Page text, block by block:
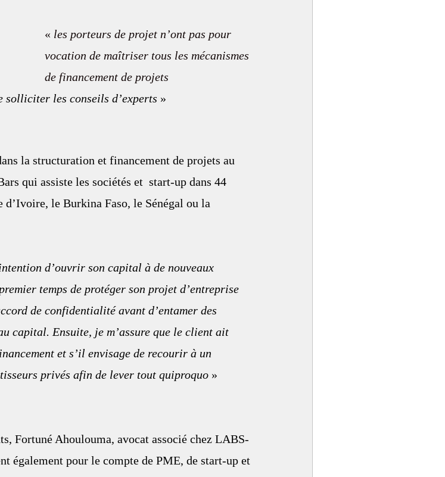
« les porteurs de projet n’ont pas pour
vocation de maîtriser tous les mécanismes
de financement de projets
solliciter les conseils d’experts »
la structuration et financement de projets au
qui assiste les sociétés et  start-up dans 44
le Burkina Faso, le Sénégal ou la
d’ouvrir son capital à de nouveaux
temps de protéger son projet d’entreprise
de confidentialité avant d’entamer des
capital. Ensuite, je m’assure que le client ait
et s’il envisage de recourir à un
privés afin de lever tout quiproquo »
Fortuné Ahoulouma, avocat associé chez LABS-
également pour le compte de PME, de start-up et